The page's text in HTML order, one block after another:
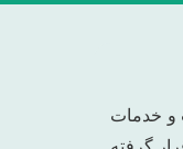
و خدمات